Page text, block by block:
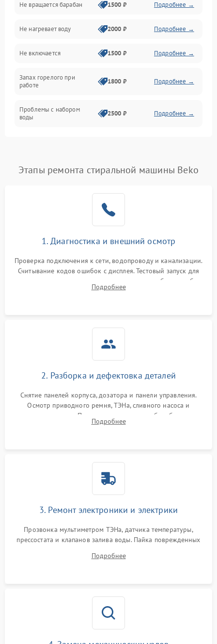
Слив
Программное обеспечение
Не вращается барабан 1500 ₽ Подробнее →
Не нагревает воду 2000 ₽ Подробнее →
Не включается 1500 ₽ Подробнее →
Запах горелого при
работе
1800 ₽ Подробнее →
Проблемы с набором
воды
2500 ₽ Подробнее →
Замена платы управления Подробнее →
Этапы ремонта стиральной машины Beko
1. Диагностика и внешний осмотр
Проверка подключения к сети, водопроводу и канализации.
Считывание кодов ошибок с дисплея. Тестовый запуск для
выявления посторонних шумов, протечек или сбоев в работе
электронного модуля управления.
Подробнее
2. Разборка и дефектовка деталей
Снятие панелей корпуса, дозатора и панели управления.
Осмотр приводного ремня, ТЭНа, сливного насоса и
амортизаторов. Проверка подшипников барабана и
крестовины на износ, а манжеты люка на разрывы.
Подробнее
3. Ремонт электроники и электрики
Прозвонка мультиметром ТЭНа, датчика температуры,
прессостата и клапанов залива воды. Пайка поврежденных
Восстановление целостности проводки и контактов.
Подробнее